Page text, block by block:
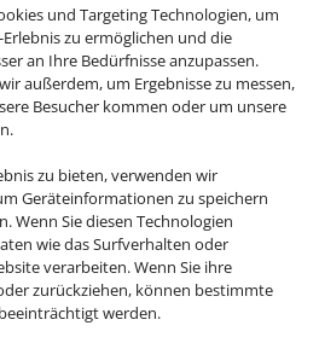
und Targeting Technologien, um
zu ermöglichen und die
an Ihre Bedürfnisse anzupassen.
außerdem, um Ergebnisse zu messen,
Besucher kommen oder um unsere
zu bieten, verwenden wir
Geräteinformationen zu speichern
Wenn Sie diesen Technologien
wie das Surfverhalten oder
verarbeiten. Wenn Sie ihre
zurückziehen, können bestimmte
werden.